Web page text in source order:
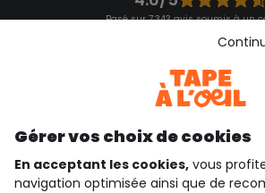
Basé sur 7 343 avis soumis à un
Consulter les CGU
qui sommes-nous ?
Gérer vos choix de cookies
En acceptant les cookies, vous
navigation optimisée ainsi que de